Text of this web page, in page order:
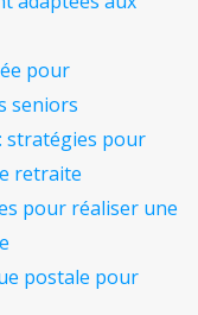
pour
seniors
stratégies pour
retraite
pour réaliser une
postale pour